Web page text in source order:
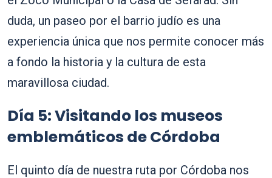
duda, un paseo por el barrio judío es una
experiencia única que nos permite conocer más
a fondo la historia y la cultura de esta
maravillosa ciudad.
Día 5: Visitando los museos
emblemáticos de Córdoba
El quinto día de nuestra ruta por Córdoba nos